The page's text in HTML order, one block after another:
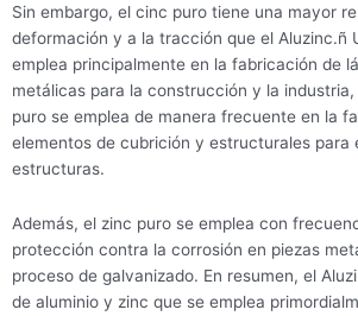
Sin embargo, el cinc puro tiene una mayor
deformación y a la tracción que el Aluzinc.ñ
emplea principalmente en la fabricación de
metálicas para la construcción y la
puro se emplea de manera frecuente en la
elementos de cubrición y estructurales para
estructuras.
Además, el zinc puro se emplea con
protección contra la corrosión en piezas
proceso de galvanizado. En resumen, el
de aluminio y zinc que se emplea